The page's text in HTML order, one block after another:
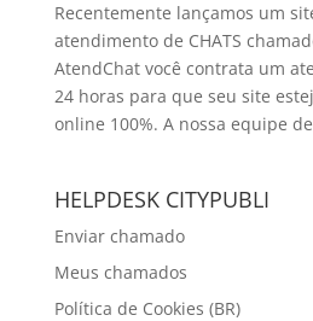
Recentemente lançamos um
atendimento de CHATS
AtendChat você contrata um
24 horas para que seu site
online 100%. A nossa equipe
HELPDESK CITYPUBLI
Enviar chamado
Meus chamados
Política de Cookies (BR)